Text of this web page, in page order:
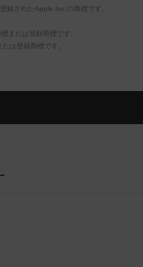
録されたApple Inc.の商標です。
または登録商標です。
は登録商標です。